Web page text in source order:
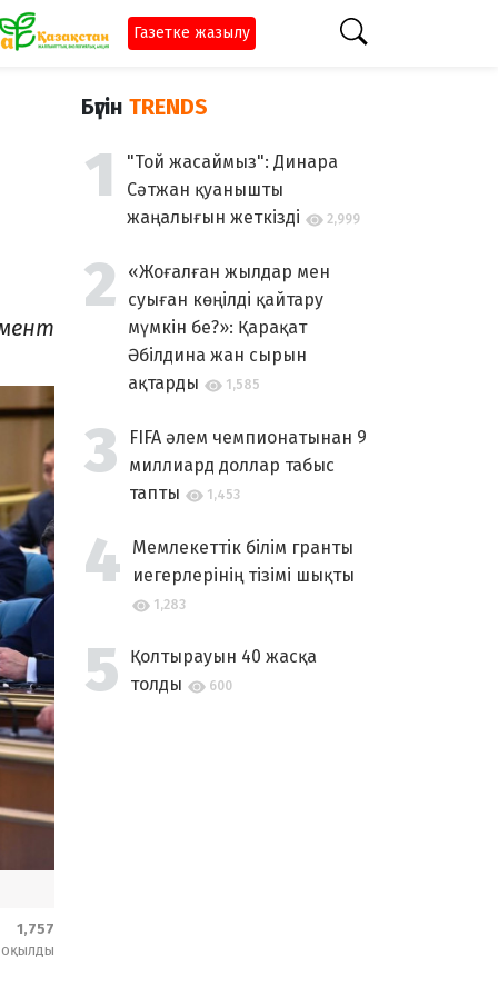
Газетке жазылу
1,757
оқылды
Бүгін TRENDS
"Той жасаймыз": Динара
Сәтжан қуанышты
жаңалығын жеткізді
2,999
«Жоғалған жылдар мен
суыған көңілді қайтару
мүмкін бе?»: Қарақат
Әбілдина жан сырын
ақтарды
1,585
FIFA әлем чемпионатынан 9
миллиард доллар табыс
тапты
1,453
Мемлекеттік білім гранты
иегерлерінің тізімі шықты
1,283
Қолтырауын 40 жасқа
толды
600